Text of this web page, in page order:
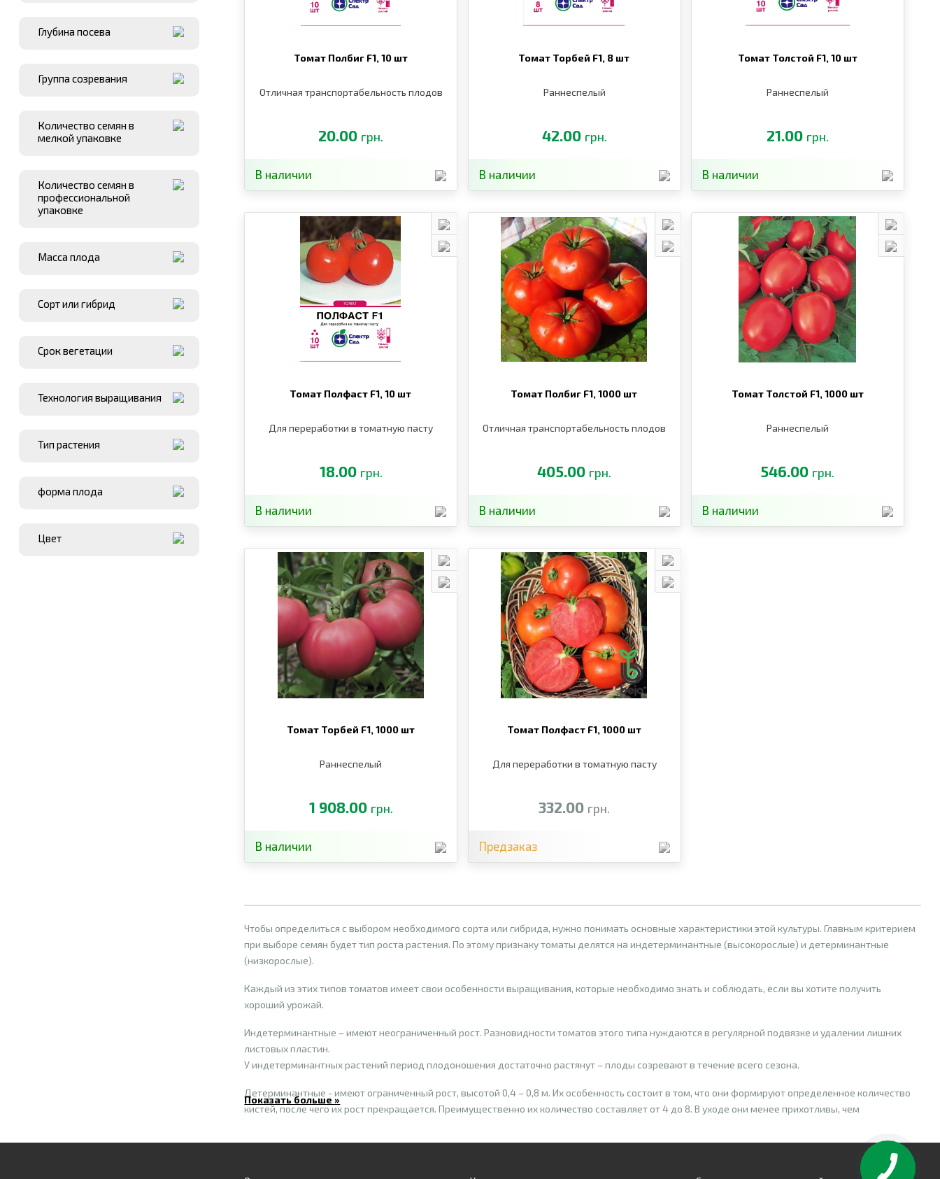
Глубина посева
Группа созревания
Количество семян в
мелкой упаковке
Количество семян в
профессиональной
упаковке
Масса плода
Сорт или гибрид
Срок вегетации
Технология выращивания
Тип растения
форма плода
Цвет
Томат Полбиг F1, 10 шт
Отличная транспортабельность плодов
20.00 грн.
В наличии
Томат Торбей F1, 8 шт
Раннеспелый
42.00 грн.
В наличии
Томат Толстой F1, 10 шт
Раннеспелый
21.00 грн.
В наличии
Томат Полфаст F1,10 шт
Для переработки в томатную пасту
18.00 грн.
В наличии
Томат Полбиг F1,1000 шт
Отличная транспортабельность плодов
405.00 грн.
В наличии
Томат Толстой F1, 1000 шт
Раннеспелый
546.00 грн.
В наличии
Томат Торбей F1, 1000 шт
Раннеспелый
1 908.00 грн.
В наличии
Томат Полфаст F1, 1000 шт
Для переработки в томатную пасту
332.00 грн.
Предзаказ
Чтобы определиться с выбором необходимого сорта или гибрида, нужно понимать основные характеристики этой культуры. Главным критерием
при выборе семян будет тип роста растения. По этому признаку томаты делятся на индетерминантные (высокорослые) и детерминантные
(низкорослые).
Каждый из этих типов томатов имеет свои особенности выращивания, которые необходимо знать и соблюдать, если вы хотите получить
хороший урожай.
Индетерминантные – имеют неограниченный рост. Разновидности томатов этого типа нуждаются в регулярной подвязке и удалении лишних
листовых пластин.
У индетерминантных растений период плодоношения достаточно растянут – плоды созревают в течение всего сезона.
Детерминантные - имеют ограниченный рост, высотой 0,4 – 0,8 м. Их особенность состоит в том, что они формируют определенное количество
кистей, после чего их рост прекращается. Преимущественно их количество составляет от 4 до 8. В уходе они менее прихотливы, чем
формируют много плодов и отдают их в короткие сроки – примерно через 3-4 недели.
Главной целью культивирования томатов, конечно, есть потребление плодов. Их употребляют в свежем виде, консервируют или используют для
Показать больше »